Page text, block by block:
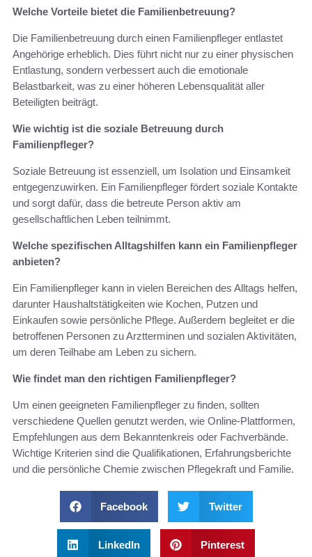
Welche Vorteile bietet die Familienbetreuung?
Die Familienbetreuung durch einen Familienpfleger entlastet
Angehörige erheblich. Dies führt nicht nur zu einer physischen
Entlastung, sondern verbessert auch die emotionale
Belastbarkeit, was zu einer höheren Lebensqualität aller
Beteiligten beiträgt.
Wie wichtig ist die soziale Betreuung durch
Familienpfleger?
Soziale Betreuung ist essenziell, um Isolation und Einsamkeit
entgegenzuwirken. Ein Familienpfleger fördert soziale Kontakte
und sorgt dafür, dass die betreute Person aktiv am
gesellschaftlichen Leben teilnimmt.
Welche spezifischen Alltagshilfen kann ein Familienpfleger
anbieten?
Ein Familienpfleger kann in vielen Bereichen des Alltags helfen,
darunter Haushaltstätigkeiten wie Kochen, Putzen und
Einkaufen sowie persönliche Pflege. Außerdem begleitet er die
betroffenen Personen zu Arztterminen und sozialen Aktivitäten,
um deren Teilhabe am Leben zu sichern.
Wie findet man den richtigen Familienpfleger?
Um einen geeigneten Familienpfleger zu finden, sollten
verschiedene Quellen genutzt werden, wie Online-Plattformen,
Empfehlungen aus dem Bekanntenkreis oder Fachverbände.
Wichtige Kriterien sind die Qualifikationen, Erfahrungsberichte
und die persönliche Chemie zwischen Pflegekraft und Familie.
Facebook Twitter
LinkedIn Pinterest